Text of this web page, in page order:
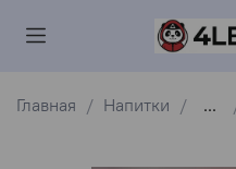
Главная Напитки ...